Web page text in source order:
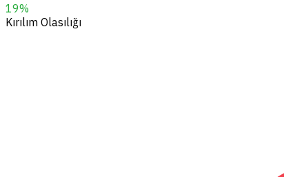
19%
Kırılım Olasılığı